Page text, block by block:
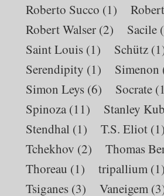
Roberto Succo (1)
Robert Walser (2) Sacile
Saint Louis (1) Schütz
Serendipity (1) Simenon
Simon Leys (6) Socrate
Spinoza (11) Stanley
Stendhal (1) T.S. Eliot (1)
Tchekhov (2) Thomas
Thoreau (1) tripallium (1)
Tsiganes (3) Vaneigem